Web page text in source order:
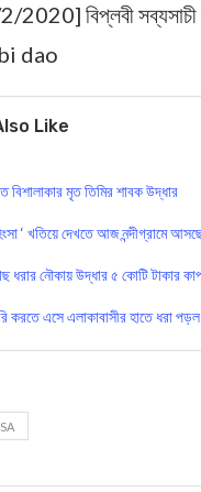
বিপ্লবী সব্যসাচী
dao
Like
বিশালাকার মৃত তিমির শাবক উদ্ধার
‘ খতিয়ে দেখতে আজ নন্দীগ্রামে
ধরার নৌকায় উদ্ধার ৫ কোটি টাকার
করতে এসে এলাকাবাসীর হাতে ধরা